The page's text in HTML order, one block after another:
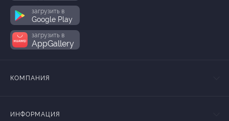
загрузить в
Google Play
загрузить в
AppGallery
КОМПАНИЯ
ИНФОРМАЦИЯ